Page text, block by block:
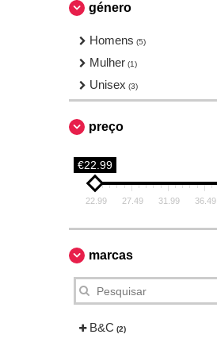
género
Homens (5)
Mulher (1)
Unisex (3)
preço
€22.99
22.99 27.49 31.99 36.49
marcas
B&C (2)